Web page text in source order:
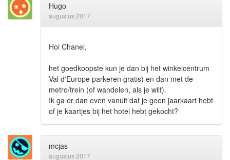
Hugo
augustus 2017
Hoi Chanel,
het goedkoopste kun je dan bij het winkelcentrum
Val d'Europe parkeren gratis) en dan met de
metro/trein (of wandelen, als je wilt).
Ik ga er dan even vanuit dat je geen jaarkaart hebt
of je kaartjes bij het hotel hebt gekocht?
mcjas
augustus 2017